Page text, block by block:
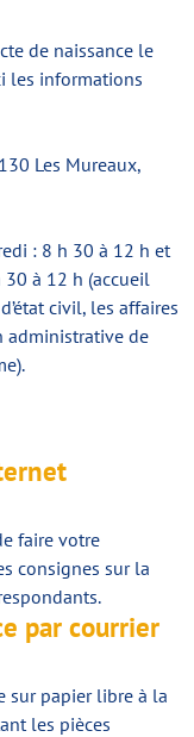
de naissance le
les informations
Les Mureaux,
: 8 h 30 à 12 h et
à 12 h (accueil
civil, les affaires
administrative de
faire votre
consignes sur la
par courrier
sur papier libre à la
les pièces